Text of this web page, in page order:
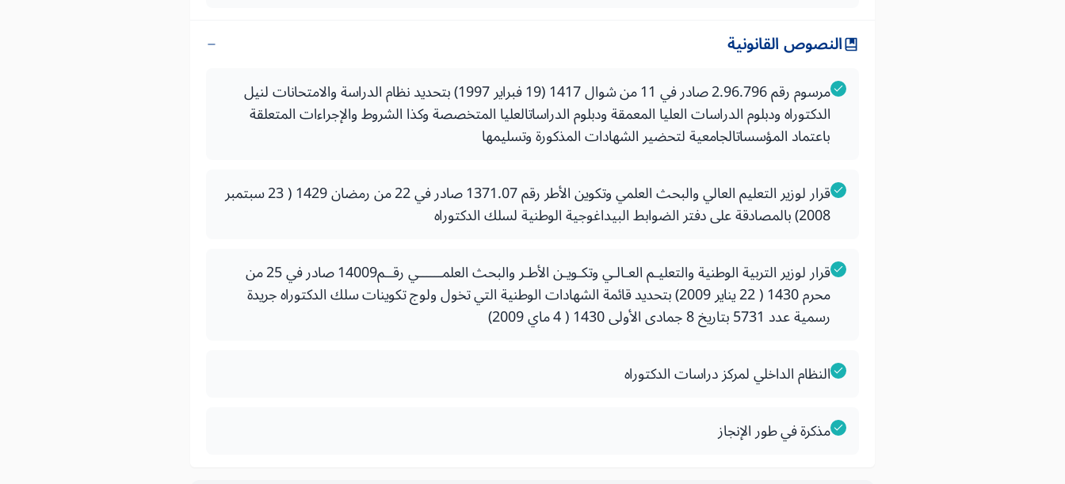
النصوص القانونية
مرسوم رقم 2.96.796 صادر في 11 من شوال 1417 (19 فبراير 1997) بتحديد نظام الدراسة والامتحانات لنيل
الدكتوراه ودبلوم الدراسات العليا المعمقة ودبلوم الدراساتالعليا المتخصصة وكذا الشروط والإجراءات المتعلقة
باعتماد المؤسساتالجامعية لتحضير الشهادات المذكورة وتسليمها
قرار لوزير التعليم العالي والبحث العلمي وتكوين الأطر رقم 1371.07 صادر في 22 من رمضان 1429 ( 23 سبتمبر
2008) بالمصادقة على دفتر الضوابط البيداغوجية الوطنية لسلك الدكتوراه
قرار لوزير التربية الوطنية والتعليـم العـالـي وتكـويـن الأطـر والبحث العلمــــــي رقــم14009 صادر في 25 من
محرم 1430 ( 22 يناير 2009) بتحديد قائمة الشهادات الوطنية التي تخول ولوج تكوينات سلك الدكتوراه جريدة
رسمية عدد 5731 بتاريخ 8 جمادى الأولى 1430 ( 4 ماي 2009)
النظام الداخلي لمركز دراسات الدكتوراه
مذكرة في طور الإنجاز